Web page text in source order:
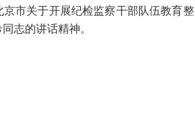
市关于开展纪检监察干部队伍教育整
志的讲话精神。